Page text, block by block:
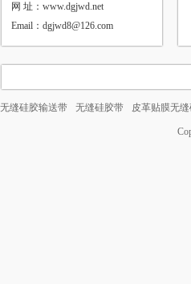
网 址：www.dgjwd.net
Email：dgjwd8@126.com
无缝硅胶输送带 无缝硅胶带 皮革贴膜无